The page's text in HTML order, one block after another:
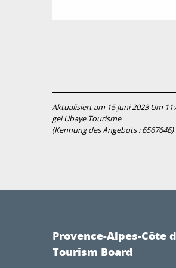
Aktualisiert am 15 Juni 2023 Um
gei Ubaye Tourisme
(Kennung des Angebots :6567646)
Provence-Alpes-Côte
Tourism Board